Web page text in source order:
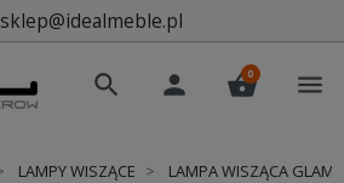
sklep@idealmeble.pl
search person shopping_basket
0 menu
LAMPY WISZĄCE LAMPA WISZĄCA